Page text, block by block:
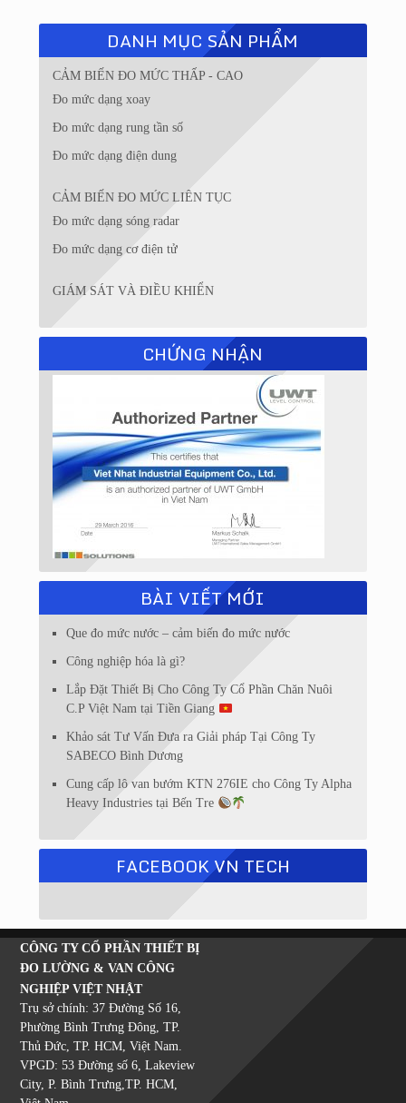
DANH MỤC SẢN PHẨM
CẢM BIẾN ĐO MỨC THẤP - CAO
Đo mức dạng xoay
Đo mức dạng rung tần số
Đo mức dạng điện dung
CẢM BIẾN ĐO MỨC LIÊN TỤC
Đo mức dạng sóng radar
Đo mức dạng cơ điện tử
GIÁM SÁT VÀ ĐIỀU KHIỂN
CHỨNG NHẬN
BÀI VIẾT MỚI
Que đo mức nước – cảm biến đo mức nước
Công nghiệp hóa là gì?
Lắp Đặt Thiết Bị Cho Công Ty Cổ Phần Chăn Nuôi
C.P Việt Nam tại Tiền Giang
Khảo sát Tư Vấn Đưa ra Giải pháp Tại Công Ty
SABECO Bình Dương
Cung cấp lô van bướm KTN 276IE cho Công Ty Alpha
Heavy Industries tại Bến Tre
FACEBOOK VN TECH
CÔNG TY CỔ PHẦN THIẾT BỊ
ĐO LƯỜNG & VAN CÔNG
NGHIỆP VIỆT NHẬT
Trụ sở chính: 37 Đường Số 16,
Phường Bình Trưng Đông, TP.
Thủ Đức, TP. HCM, Việt Nam.
VPGD: 53 Đường số 6, Lakeview
City, P. Bình Trưng,TP. HCM,